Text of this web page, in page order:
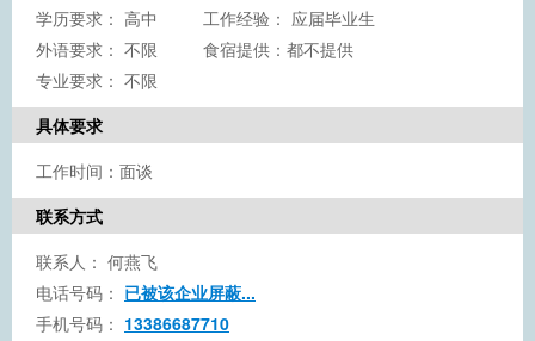
学历要求： 高中
工作经验： 应届毕业生
外语要求： 不限
食宿提供：都不提供
专业要求： 不限
具体要求
工作时间：面谈
联系方式
联系人： 何燕飞
电话号码： 已被该企业屏蔽...
手机号码： 13386687710